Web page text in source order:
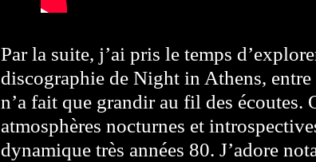
Par la suite, j’ai pris le temps
discographie de Night in Athens,
n’a fait que grandir au fil des écoutes.
atmosphères nocturnes et
dynamique très années 80. J’adore